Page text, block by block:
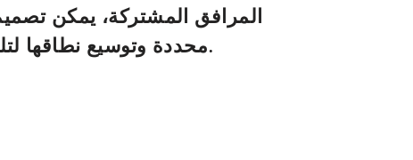
المرافق المشتركة، يمكن
محددة وتوسيع نطاقها لتلبية المتطلبات المتزايدة.